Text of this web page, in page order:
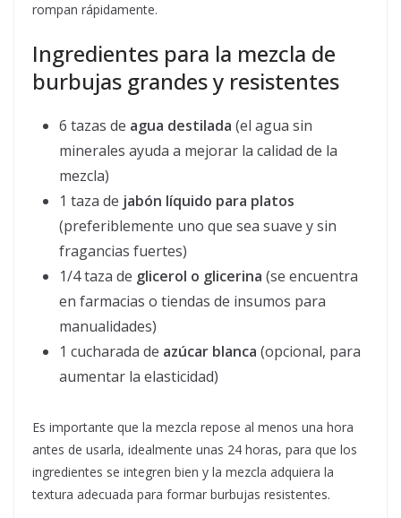
rompan rápidamente.
Ingredientes para la mezcla de
burbujas grandes y resistentes
6 tazas de agua destilada (el agua sin
minerales ayuda a mejorar la calidad de la
mezcla)
1 taza de jabón líquido para platos
(preferiblemente uno que sea suave y sin
fragancias fuertes)
1/4 taza de glicerol o glicerina (se encuentra
en farmacias o tiendas de insumos para
manualidades)
1 cucharada de azúcar blanca (opcional, para
aumentar la elasticidad)
Es importante que la mezcla repose al menos una hora
antes de usarla, idealmente unas 24 horas, para que los
ingredientes se integren bien y la mezcla adquiera la
textura adecuada para formar burbujas resistentes.